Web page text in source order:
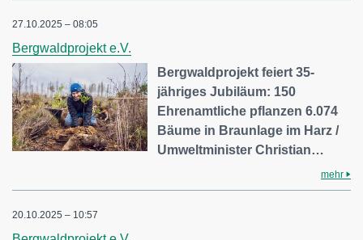
27.10.2025 – 08:05
Bergwaldprojekt e.V.
Bergwaldprojekt feiert 35-
jähriges Jubiläum: 150
Ehrenamtliche pflanzen 6.074
Bäume in Braunlage im Harz /
Umweltminister Christian…
mehr
20.10.2025 – 10:57